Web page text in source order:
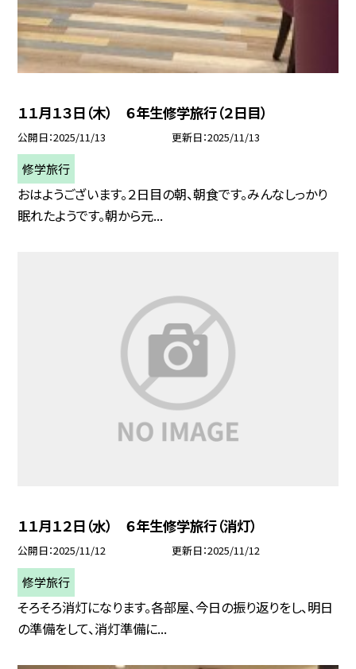
１１月１３日（木） ６年生修学旅行（２日目）
公開日 2025/11/13 更新日 2025/11/13
修学旅行
おはようございます。２日目の朝、朝食です。みんなしっかり
眠れたようです。朝から元...
１１月１２日（水） ６年生修学旅行（消灯）
公開日 2025/11/12 更新日 2025/11/12
修学旅行
そろそろ消灯になります。各部屋、今日の振り返りをし、明日
の準備をして、消灯準備に...